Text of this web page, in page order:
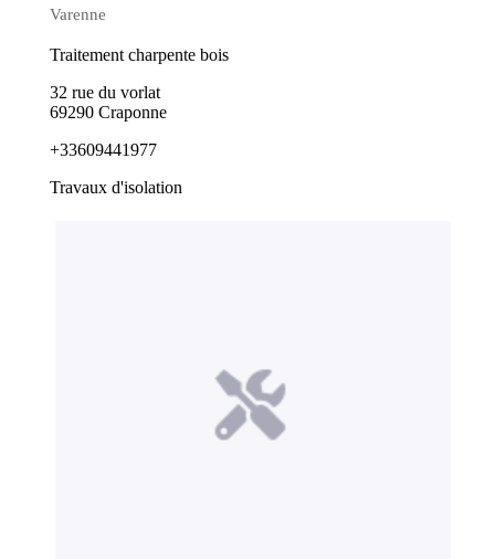
Varenne
Traitement charpente bois
32 rue du vorlat
69290 Craponne
+33609441977
Travaux d'isolation